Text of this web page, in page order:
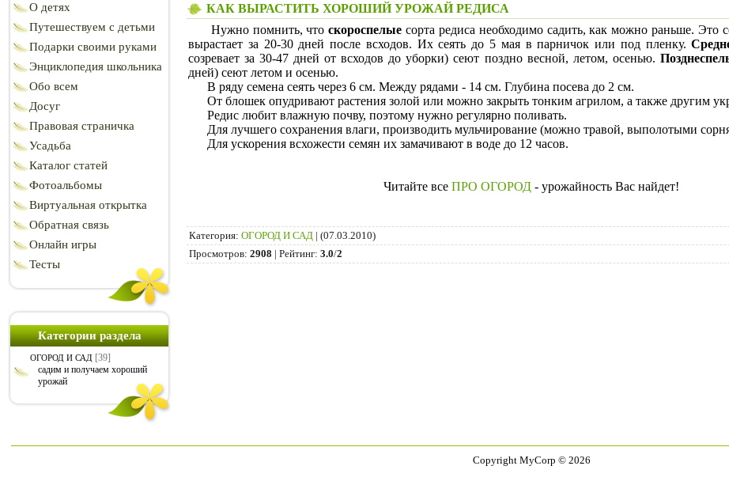
О детях
Путешествуем с детьми
Подарки своими руками
Энциклопедия школьника
Обо всем
Досуг
Правовая страничка
Усадьба
Каталог статей
Фотоальбомы
Виртуальная открытка
Обратная связь
Онлайн игры
Тесты
Категории раздела
ОГОРОД И САД [39]
садим и получаем хороший
урожай
КАК ВЫРАСТИТЬ ХОРОШИЙ УРОЖАЙ РЕДИСА
Нужно помнить, чтоскороспелые сорта редиса необходимо садить, как можно раньше. Это
вырастает за 20-30 дней после всходов. Их сеять до 5 мая в парничок или под пленку.
созревает за 30-47 дней от всходов до уборки) сеют поздно весной, летом, осенью.
дней) сеют летом и осенью.
В ряду семена сеять через 6 см. Между рядами - 14 см. Глубина посева до 2 см.
От блошек опудривают растения золой или можно закрыть тонким агрилом, а также другим
Редис любит влажную почву, поэтому нужно регулярно поливать.
Для лучшего сохранения влаги, производить мульчирование (можно травой, выполотыми
Для ускорения всхожести семян их замачивают в воде до 12 часов.
Читайте все ПРО ОГОРОД - урожайность Вас найдет!
Категория: ОГОРОД И САД | (07.03.2010)
Просмотров: 2908 | Рейтинг: 3.0/2
Copyright MyCorp © 2026